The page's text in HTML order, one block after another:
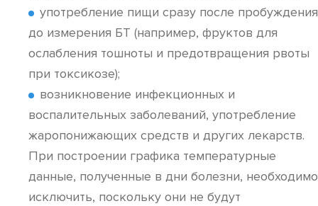
употребление пищи сразу после пробуждения
до измерения БТ (например, фруктов для
ослабления тошноты и предотвращения рвоты
при токсикозе);
возникновение инфекционных и
воспалительных заболеваний, употребление
жаропонижающих средств и других лекарств.
При построении графика температурные
данные, полученные в дни болезни, необходимо
исключить, поскольку они не будут